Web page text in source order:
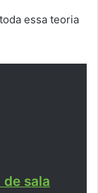
essa teoria
sala